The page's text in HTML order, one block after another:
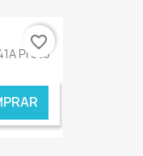
€ ONLINE
Preto
favorite_border